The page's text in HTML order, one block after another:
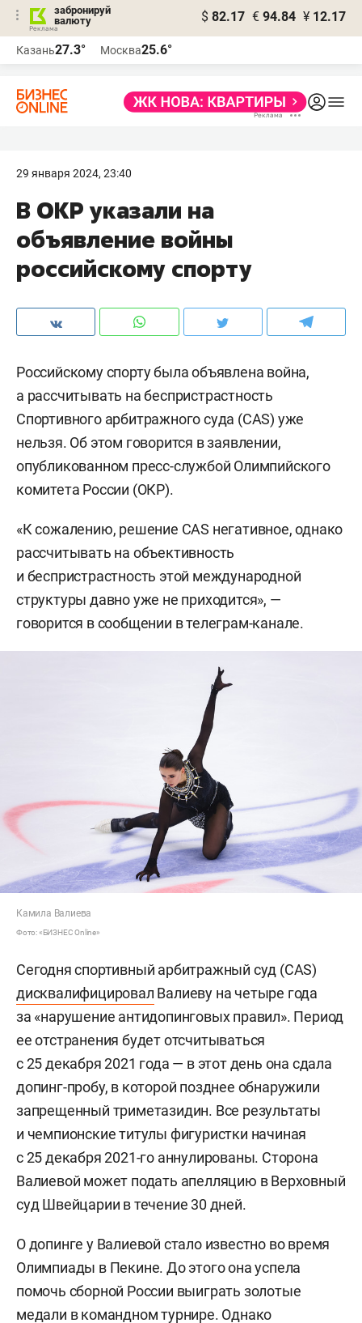
забронируй
валюту
$ 82.17 € 94.84 ¥ 12.17
Казань27.3° Москва25.6°
29 января 2024, 23:40
В ОКР указали на
объявление войны
российскому спорту
Российскому спорту была объявлена война,
а рассчитывать на беспристрастность
Спортивного арбитражного суда (CAS) уже
нельзя. Об этом говорится в заявлении,
опубликованном пресс-службой Олимпийского
комитета России (ОКР).
«К сожалению, решение CAS негативное, однако
рассчитывать на объективность
и беспристрастность этой международной
структуры давно уже не приходится», —
говорится в сообщении в телеграм-канале.
Камила Валиева
Фото: «БИЗНЕС Online»
Сегодня спортивный арбитражный суд (CAS)
дисквалифицировал Валиеву на четыре года
за «нарушение антидопинговых правил». Период
ее отстранения будет отсчитываться
с 25 декабря 2021 года — в этот день она сдала
допинг-пробу, в которой позднее обнаружили
запрещенный триметазидин. Все результаты
и чемпионские титулы фигуристки начиная
с 25 декабря 2021-го аннулированы. Сторона
Валиевой может подать апелляцию в Верховный
суд Швейцарии в течение 30 дней.
О допинге у Валиевой стало известно во время
Олимпиады в Пекине. До этого она успела
помочь сборной России выиграть золотые
медали в командном турнире. Однако